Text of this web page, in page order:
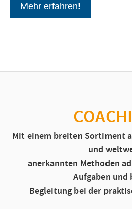
Mehr erfahren!
Mit einem breiten Sortiment
und
anerkannten Methoden
Aufgaben und
Begleitung bei der